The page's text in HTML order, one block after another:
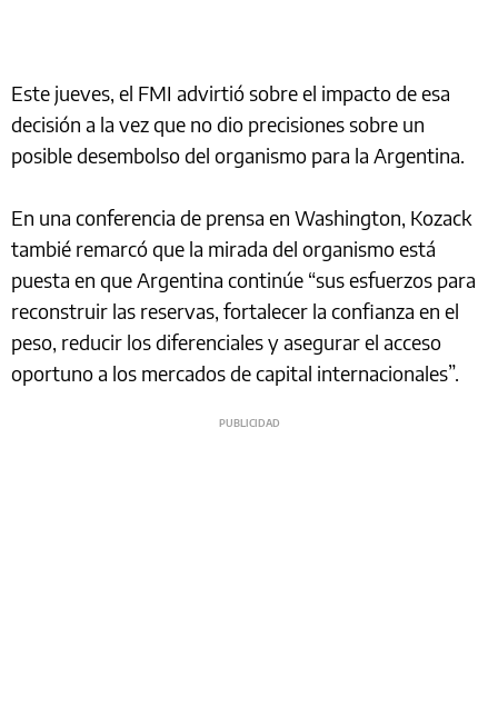
Este jueves, el FMI advirtió sobre el impacto de esa
decisión a la vez que no dio precisiones sobre un
posible desembolso del organismo para la Argentina.
En una conferencia de prensa en Washington, Kozack
tambié remarcó que la mirada del organismo está
puesta en que Argentina continúe “sus esfuerzos para
reconstruir las reservas, fortalecer la confianza en el
peso, reducir los diferenciales y asegurar el acceso
oportuno a los mercados de capital internacionales”.